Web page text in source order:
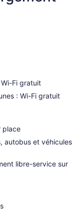
Fi gratuit
: Wi-Fi gratuit
place
autobus et véhicules
libre-service sur